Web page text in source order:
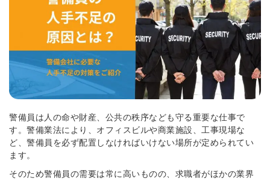
警備員は人の命や財産、公共の秩序なども守る重要な仕事で
す。警備業法により、オフィスビルや商業施設、工事現場な
ど、警備員を必ず配置しなければいけない場所が定められてい
ます。
そのため警備員の需要は常に高いものの、求職者がほかの業界